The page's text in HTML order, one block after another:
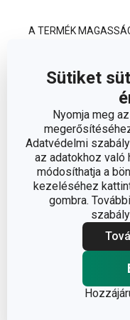
Sütiket
Nyomja meg
Adatvédelmi
az adatokhoz
módosíthatja a
kezeléséhez
gombra.
A TERMÉK
A TERMÉK
A TERMÉK HOSSZA
Egyéb paraméterek
ANYAG
MIKROHULLÁMÚ